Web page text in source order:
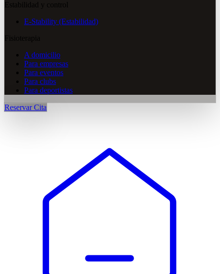
Estabilidad y control
E-Stability (Estabilidad)
Fisioterapia
A domicilio
Para empresas
Para eventos
Para clubs
Para deportistas
Reservar Cita